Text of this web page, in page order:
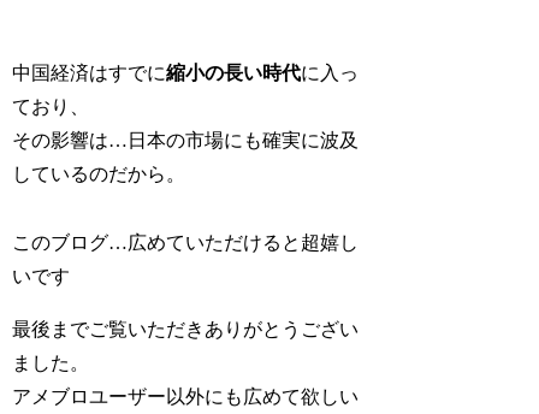
中国経済はすでに縮小の長い時代に入っ
ており、
その影響は…日本の市場にも確実に波及
しているのだから。
このブログ…広めていただけると超嬉し
いです
最後までご覧いただきありがとうござい
ました。
アメブロユーザー以外にも広めて欲しい